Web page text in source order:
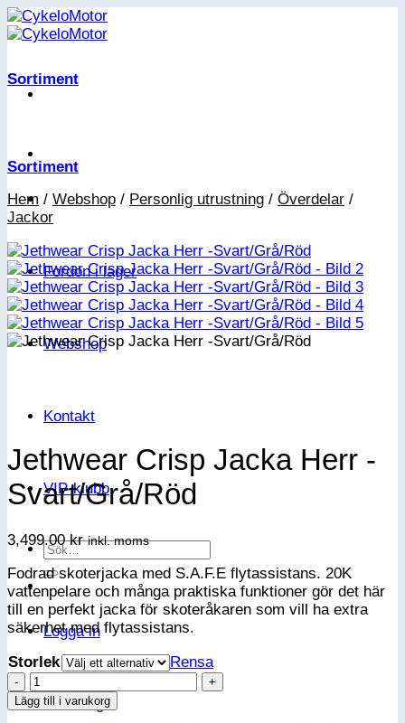
Skip
to
Fordon i lager
Webshop
Kontakt
VIP-klubb
Sök
efter:
Logga in
Varukorg
Sortiment
Sortiment
Hem / Webshop / Personlig utrustning / Överdelar /
Jackor
Jethwear Crisp Jacka Herr -
Svart/Grå/Röd
3,499.00kr inkl. moms
Fodrad skoterjacka med S.A.F.E flytassistans. 20K
vattenpelare och många praktiska funktioner gör det här
till en perfekt jacka för skoteråkaren som vill ha extra
säkerhet med flytassistans.
Storlek
Rensa
Jethwear
Crisp
Jacka
Lägg till i varukorg